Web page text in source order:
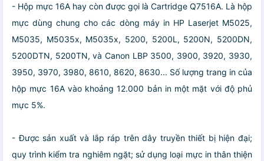
- Hộp mực 16A hay còn được gọi là Cartridge Q7516A. Là hộp
mực dùng chung cho các dòng máy in HP Laserjet M5025,
M5035, M5035x, M5035x, 5200, 5200L, 5200N, 5200DN,
5200DTN, 5200TN, và Canon LBP 3500, 3900, 3920, 3930,
3950, 3970, 3980, 8610, 8620, 8630... Số lượng trang in của
hộp mực 16A vào khoảng 12.000 bản in một mặt với độ phủ
mực 5%.
- Được sản xuất và lắp ráp trên dây truyền thiết bị hiện đại;
quy trình kiểm tra nghiêm ngặt; sử dụng loại mực in thân thiện